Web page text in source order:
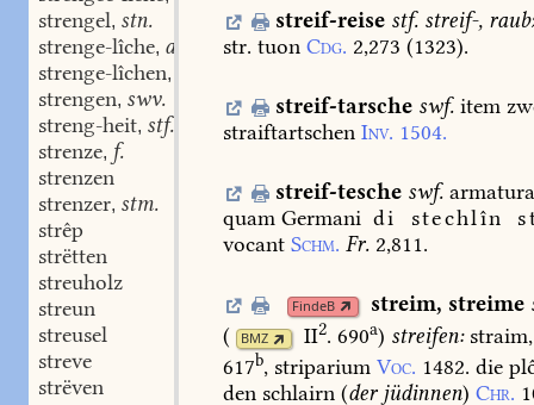
strengel, stn.
strenge-lîche, adv.
strenge-lîchen,
strengen, swv.
streng-heit, stf.
strenze, f.
strenzen
strenzer, stm.
strêp
strëtten
streuholz
streun
streusel
streve
strëven
streif-reise stf. streif-,
str. tuon Cdg. 2,273 (1323).
streif-tarsche swf. item
straiftartschen Inv. 1504.
streif-tesche swf. armatura
quam Germani di stechlîn
vocant Schm. Fr. 2,811.
FindeB streim, streime
(
BMZ II2. 690a) streifen: straim,
617b, striparium Voc. 1482. die
den schlairn (derjüdinnen) Chr.